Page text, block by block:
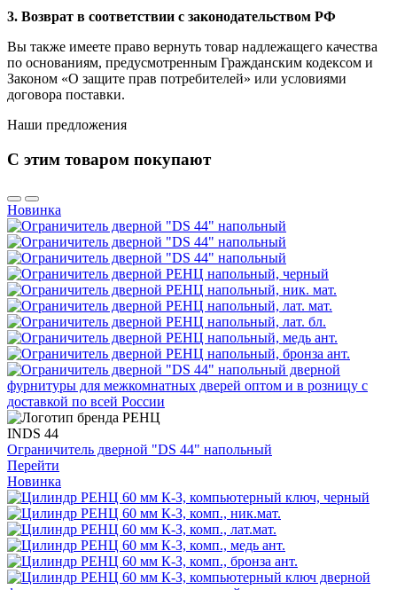
3. Возврат в соответствии с законодательством РФ
Вы также имеете право вернуть товар надлежащего качества
по основаниям, предусмотренным Гражданским кодексом и
Законом «О защите прав потребителей» или условиями
договора поставки.
Наши предложения
С этим товаром покупают
Новинка
INDS 44
Ограничитель дверной "DS 44" напольный
Перейти
Новинка